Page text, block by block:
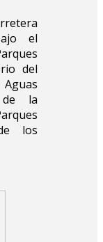
el
del
la
los